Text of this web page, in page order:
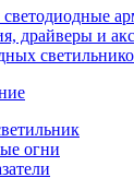
драйверы и
огни